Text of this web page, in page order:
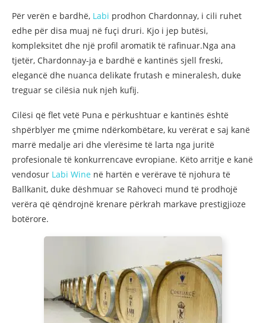
Për verën e bardhë, Labi prodhon Chardonnay, i cili ruhet
edhe për disa muaj në fuçi druri. Kjo i jep butësi,
kompleksitet dhe një profil aromatik të rafinuar.Nga ana
tjetër, Chardonnay-ja e bardhë e kantinës sjell freski,
elegancë dhe nuanca delikate frutash e mineralesh, duke
treguar se cilësia nuk njeh kufij.
Cilësi që flet vetë Puna e përkushtuar e kantinës është
shpërblyer me çmime ndërkombëtare, ku verërat e saj kanë
marrë medalje ari dhe vlerësime të larta nga juritë
profesionale të konkurrencave evropiane. Këto arritje e kanë
vendosur Labi Wine në hartën e verërave të njohura të
Ballkanit, duke dëshmuar se Rahoveci mund të prodhojë
verëra që qëndrojnë krenare përkrah markave prestigjioze
botërore.